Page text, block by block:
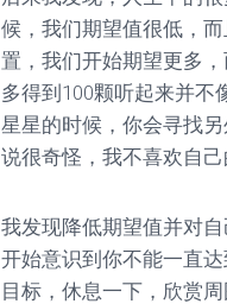
候，我们期望值很低，
置，我们开始期望更多
多得到100颗听起来并不
星星的时候，你会寻找
说很奇怪，我不喜欢自己
我发现降低期望值并对
开始意识到你不能一直
目标，休息一下，欣赏